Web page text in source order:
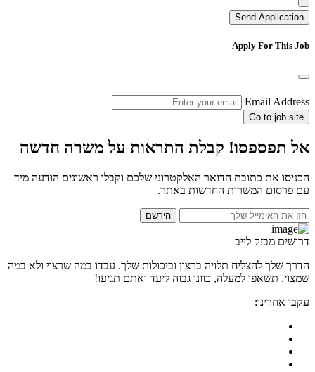
Send Application
Apply For This Job
Email Address
Go to job site
אל תפספסו! קבלת התראות על משרה חדשה
הכניסו את כתובת הדואר האלקטרוני שלכם וקבלו ראשונים הודעה מיד
עם פרסום המשרות החדשות באתר.
הירשם
דרושים מבזק לייב
הדרך שלך להצליח תלויה ברצון וביכולות שלך. עבדו במה שרצוי ולא במה
שמצוי. תשאפו למעלה, כוונו גבוה ליעד ואתם תגיעו!
עקבו אחרינו: